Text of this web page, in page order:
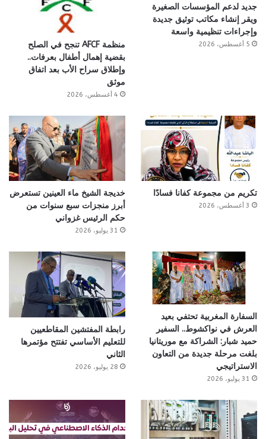
جديد لدعم المؤسسات الصغيرة
ويقر إنشاء مكاتب توثيق جديدة
وإجراءات تنظيمية واسعة
5 أغسطس، 2026
منظمة AFCF تنجح في الصلح
بقضية إهمال أطفال بعرفات..
وإطلاق سراح الأب بعد اتفاق
موثق
4 أغسطس، 2026
تكريم من مجموعة كفانا فسادًا
3 أغسطس، 2026
خديجة الشيخ ماء العينين تستعرض
أبرز منجزات سبع سنوات من
حكم الرئيس غزواني
31 يوليو، 2026
السفارة المغربية تحتفي بعيد
العرش في نواكشوط.. السفير
حميد شبار: الشراكة مع موريتانيا
بلغت مرحلة جديدة من التعاون
الاستراتيجي
31 يوليو، 2026
رابطة المفتشين المقاطعيين
للتعليم الأساسي تفتتح مؤتمرها
الثاني
28 يوليو، 2026